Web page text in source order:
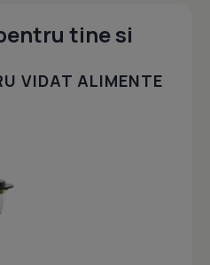
tine si
VIDAT ALIMENTE